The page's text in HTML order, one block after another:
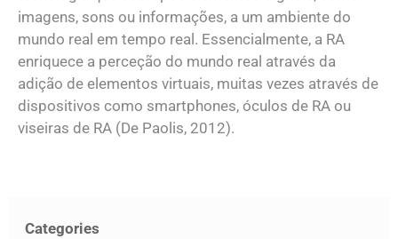
Categories
imagens, sons ou informações, a um ambiente do
mundo real em tempo real. Essencialmente, a RA
enriquece a perceção do mundo real através da
adição de elementos virtuais, muitas vezes através de
dispositivos como smartphones, óculos de RA ou
viseiras de RA (De Paolis, 2012).